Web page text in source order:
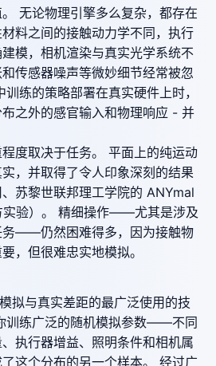
无论物理引擎多么复杂，都存在
料之间的接触动力学不同，执行
模，相机渲染与真实光学系统不
传感器噪声等微妙细节经常被忽
练的策略部署在真实硬件上时，
之外的感官输入和物理响应 - 并
度取决于任务。 平面上的纯运动
，并取得了令人印象深刻的结果
、苏黎世联邦理工学院的 ANYmal
实验）。 精细操作——尤其是涉及
务——仍然困难得多，因为接触物
，但很难忠实地模拟。
拟与真实差距的最广泛使用的技
训练广泛的随机模拟参数——不同
执行器增益、照明条件和相机属
这个分布的另一个样本。 经过广